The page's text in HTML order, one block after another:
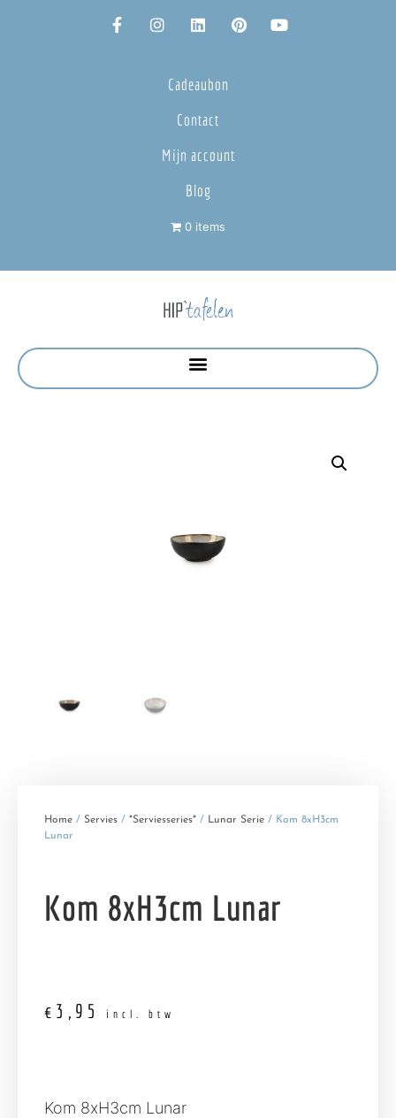
Cadeaubon
Contact
Mijn account
Blog
0 items
Home / Servies / *Serviesseries* / Lunar Serie / Kom 8xH3cm
Lunar
Kom 8xH3cm Lunar
€ 3,95 incl. btw
Kom 8xH3cm Lunar